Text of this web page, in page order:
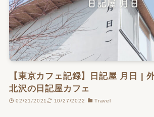
【東京カフェ記録】日記屋 月日 |
北沢の日記屋カフェ
02/21/2021 10/27/2022 Travel